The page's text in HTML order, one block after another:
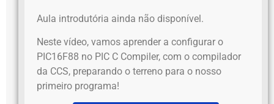
Aula introdutória ainda não disponível.
Neste vídeo, vamos aprender a configurar o
PIC16F88 no PIC C Compiler, com o compilador
da CCS, preparando o terreno para o nosso
primeiro programa!